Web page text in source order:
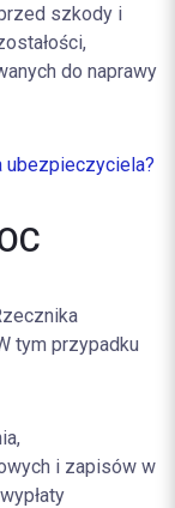
szkody i
do naprawy
ubezpieczyciela?
tym przypadku
i zapisów w